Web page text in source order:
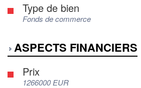
Type de bien
Fonds de commerce
ASPECTS FINANCIERS
Prix
1266000 EUR